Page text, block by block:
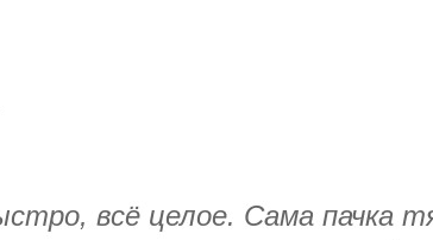
всё целое. Сама пачка